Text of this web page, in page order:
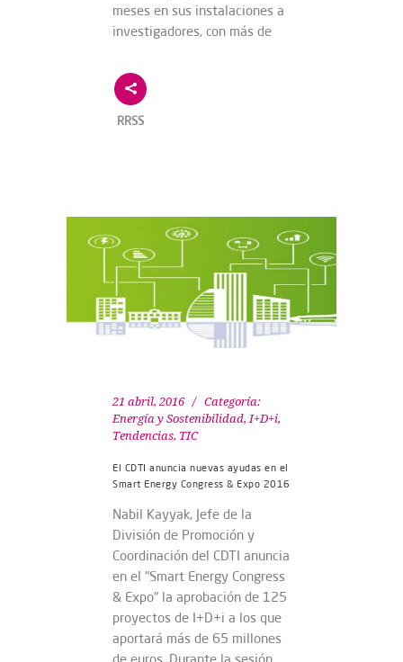
meses en sus instalaciones a
investigadores, con más de
RRSS
21 abril, 2016
Categoría:
Energía y Sostenibilidad,I+D+i,
Tendencias, TIC
El CDTI anuncia nuevas ayudas en el
Smart Energy Congress & Expo 2016
Nabil Kayyak, Jefe de la
División de Promoción y
Coordinación del CDTI anuncia
en el "Smart Energy Congress
& Expo" la aprobación de 125
proyectos de I+D+i a los que
aportará más de 65 millones